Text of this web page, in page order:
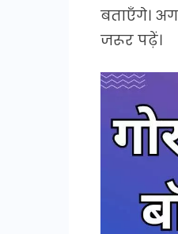
बताएँगे।
जरूर पढ़ें।